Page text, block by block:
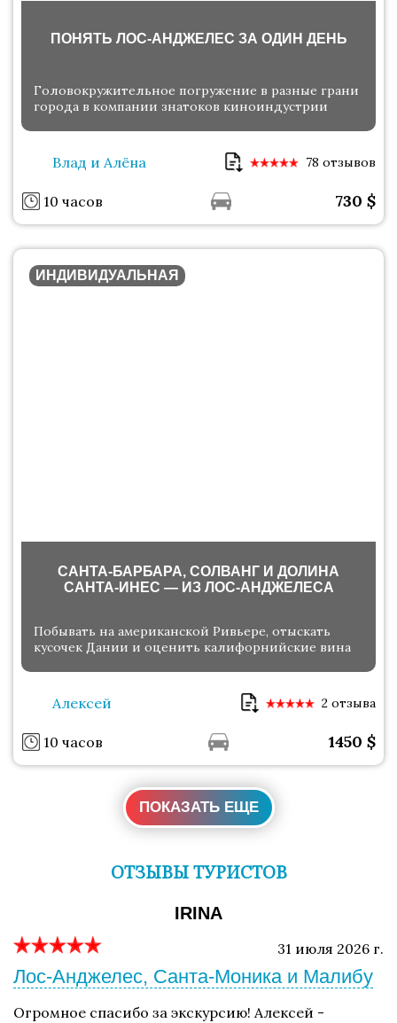
ПОНЯТЬ ЛОС-АНДЖЕЛЕС ЗА ОДИН ДЕНЬ
Головокружительное погружение в разные грани
города в компании знатоков киноиндустрии
Влад и Алёна 78 отзывов
10 часов 730 $
ИНДИВИДУАЛЬНАЯ
САНТА-БАРБАРА, СОЛВАНГ И ДОЛИНА
САНТА-ИНЕС — ИЗ ЛОС-АНДЖЕЛЕСА
Побывать на американской Ривьере, отыскать
кусочек Дании и оценить калифорнийские вина
Алексей 2 отзыва
10 часов 1450 $
ПОКАЗАТЬ ЕЩЕ
ОТЗЫВЫ ТУРИСТОВ
IRINA
31 июля 2026 г.
Лос-Анджелес, Санта-Моника и Малибу
Огромное спасибо за экскурсию! Алексей -